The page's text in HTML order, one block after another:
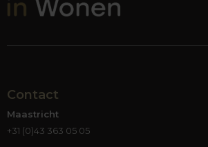
Contact
Maastricht
+31 (0)43 363 05 05